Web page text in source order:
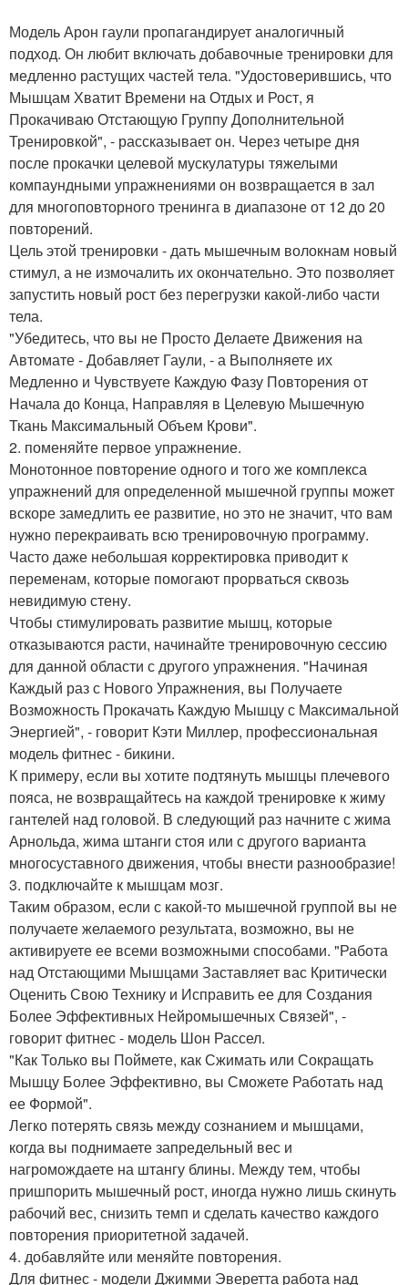
Модель Арон гаули пропагандирует аналогичный
подход. Он любит включать добавочные тренировки для
медленно растущих частей тела. "Удостоверившись, что
Мышцам Хватит Времени на Отдых и Рост, я
Прокачиваю Отстающую Группу Дополнительной
Тренировкой", - рассказывает он. Через четыре дня
после прокачки целевой мускулатуры тяжелыми
компаундными упражнениями он возвращается в зал
для многоповторного тренинга в диапазоне от 12 до 20
повторений.
Цель этой тренировки - дать мышечным волокнам новый
стимул, а не измочалить их окончательно. Это позволяет
запустить новый рост без перегрузки какой-либо части
тела.
"Убедитесь, что вы не Просто Делаете Движения на
Автомате - Добавляет Гаули, - а Выполняете их
Медленно и Чувствуете Каждую Фазу Повторения от
Начала до Конца, Направляя в Целевую Мышечную
Ткань Максимальный Объем Крови".
2. поменяйте первое упражнение.
Монотонное повторение одного и того же комплекса
упражнений для определенной мышечной группы может
вскоре замедлить ее развитие, но это не значит, что вам
нужно перекраивать всю тренировочную программу.
Часто даже небольшая корректировка приводит к
переменам, которые помогают прорваться сквозь
невидимую стену.
Чтобы стимулировать развитие мышц, которые
отказываются расти, начинайте тренировочную сессию
для данной области с другого упражнения. "Начиная
Каждый раз с Нового Упражнения, вы Получаете
Возможность Прокачать Каждую Мышцу с Максимальной
Энергией", - говорит Кэти Миллер, профессиональная
модель фитнес - бикини.
К примеру, если вы хотите подтянуть мышцы плечевого
пояса, не возвращайтесь на каждой тренировке к жиму
гантелей над головой. В следующий раз начните с жима
Арнольда, жима штанги стоя или с другого варианта
многосуставного движения, чтобы внести разнообразие!
3. подключайте к мышцам мозг.
Таким образом, если с какой-то мышечной группой вы не
получаете желаемого результата, возможно, вы не
активируете ее всеми возможными способами. "Работа
над Отстающими Мышцами Заставляет вас Критически
Оценить Свою Технику и Исправить ее для Создания
Более Эффективных Нейромышечных Связей", -
говорит фитнес - модель Шон Рассел.
"Как Только вы Поймете, как Сжимать или Сокращать
Мышцу Более Эффективно, вы Сможете Работать над
ее Формой".
Легко потерять связь между сознанием и мышцами,
когда вы поднимаете запредельный вес и
нагромождаете на штангу блины. Между тем, чтобы
пришпорить мышечный рост, иногда нужно лишь скинуть
рабочий вес, снизить темп и сделать качество каждого
повторения приоритетной задачей.
4. добавляйте или меняйте повторения.
Для фитнес - модели Джимми Эверетта работа над